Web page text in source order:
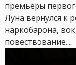
премьеры
Луна вернулся к
наркобарона,
повествование....